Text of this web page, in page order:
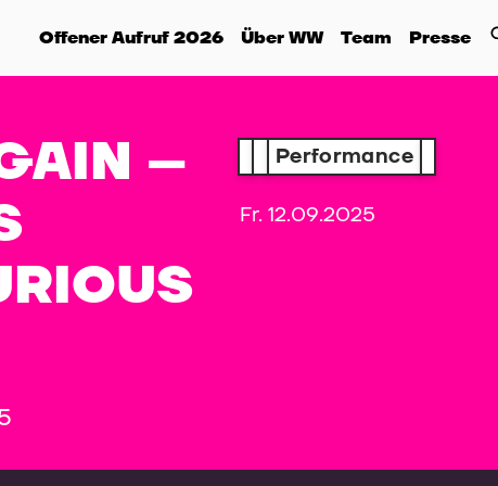
Offener Aufruf 2026 Über WW Team Presse
–
Performance
Fr. 12.09.2025